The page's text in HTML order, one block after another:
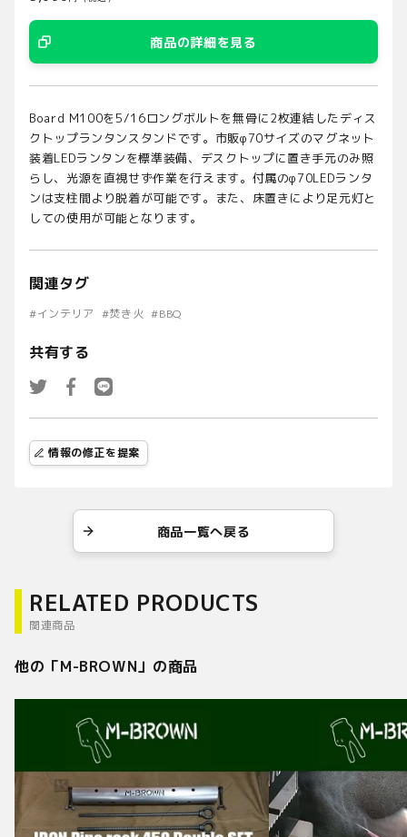
商品の詳細を見る
Board M100を5/16ロングボルトを無骨に2枚連結したディス
クトップランタンスタンドです。市販φ70サイズのマグネット
装着LEDランタンを標準装備、デスクトップに置き手元のみ照
らし、光源を直視せず作業を行えます。付属のφ70LEDランタ
ンは支柱間より脱着が可能です。また、床置きにより足元灯と
しての使用が可能となります。
関連タグ
#インテリア #焚き火 #BBQ
共有する
情報の修正を提案
商品一覧へ戻る
RELATED PRODUCTS
関連商品
他の「M-BROWN」の商品